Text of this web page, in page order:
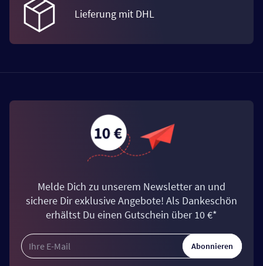
Lieferung mit DHL
Melde Dich zu unserem Newsletter an und
sichere Dir exklusive Angebote! Als Dankeschön
erhältst Du einen Gutschein über 10 €*
Abonnieren